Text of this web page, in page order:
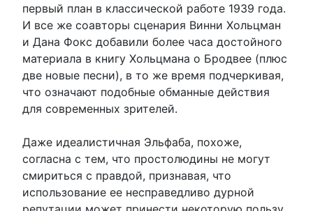
первый план в классической работе 1939 года.
И все же соавторы сценария Винни Хольцман
и Дана Фокс добавили более часа достойного
материала в книгу Хольцмана о Бродвее (плюс
две новые песни), в то же время подчеркивая,
что означают подобные обманные действия
для современных зрителей.
Даже идеалистичная Эльфаба, похоже,
согласна с тем, что простолюдины не могут
смириться с правдой, признавая, что
использование ее несправедливо дурной